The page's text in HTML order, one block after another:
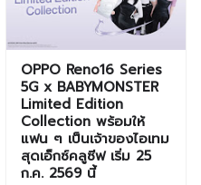
OPPO Reno16 Series
5G x BABYMONSTER
Limited Edition
Collection พร้อมให้
แฟน ๆ เป็นเจ้าของไอเทม
สุดเอ็กซ์คลูซีฟ เริ่ม 25
ก.ค. 2569 นี้